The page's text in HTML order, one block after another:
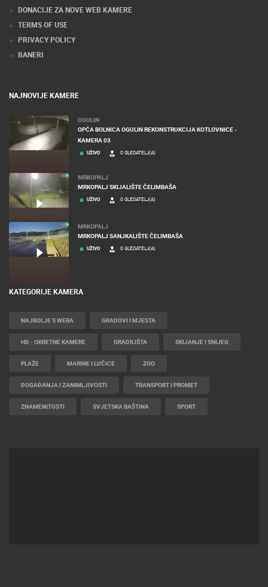
DONACIJE ZA NOVE WEB KAMERE
TERMS OF USE
PRIVACY POLICY
BANERI
NAJNOVIJE KAMERE
OGULIN
OPĆA BOLNICA OGULIN REKONSTRUKCIJA KOTLOVNICE -
KAMERA 03
UŽIVO 0 GLEDATELJ(A)
MRKOPALJ
MRKOPALJ SKIJALIŠTE ČELIMBAŠA
UŽIVO 0 GLEDATELJ(A)
MRKOPALJ
MRKOPALJ SANJKALIŠTE ČELIMBAŠA
UŽIVO 0 GLEDATELJ(A)
KATEGORIJE KAMERA
NAJBOLJE S WEBA GRADOVI I MJESTA
HD - OKRETNE KAMERE GRADILIŠTA SKIJANJE I SNIJEG
PLAŽE MARINE I LUČICE ZOO
DOGAĐANJA I ZANIMLJIVOSTI TRANSPORT I PROMET
ZNAMENITOSTI SVJETSKA BAŠTINA SPORT